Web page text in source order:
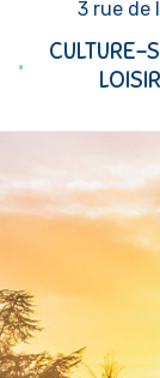
3 rue de
•
CULTURE-